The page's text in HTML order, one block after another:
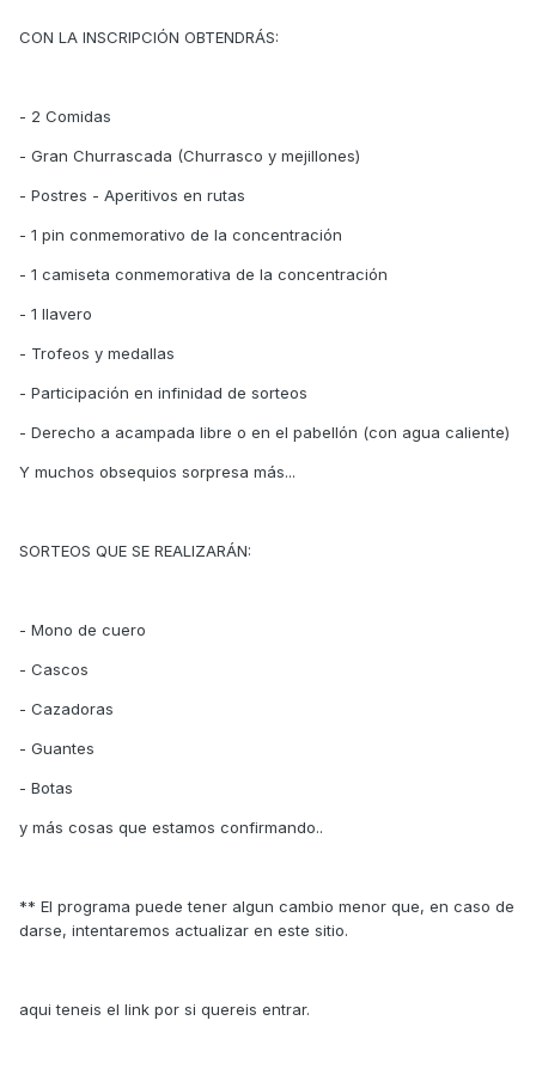
CON LA INSCRIPCIÓN OBTENDRÁS:
- 2 Comidas
- Gran Churrascada (Churrasco y mejillones)
- Postres - Aperitivos en rutas
- 1 pin conmemorativo de la concentración
- 1 camiseta conmemorativa de la concentración
- 1 llavero
- Trofeos y medallas
- Participación en infinidad de sorteos
- Derecho a acampada libre o en el pabellón (con agua caliente)
Y muchos obsequios sorpresa más...
SORTEOS QUE SE REALIZARÁN:
- Mono de cuero
- Cascos
- Cazadoras
- Guantes
- Botas
y más cosas que estamos confirmando..
** El programa puede tener algun cambio menor que, en caso de
darse, intentaremos actualizar en este sitio.
aqui teneis el link por si quereis entrar.